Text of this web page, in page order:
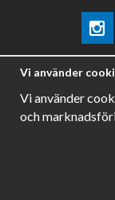
Be the firstto
Vi använder
Vi använder
och